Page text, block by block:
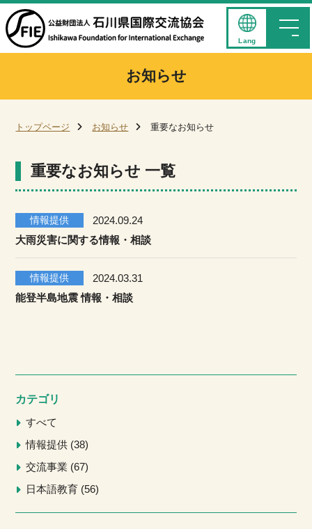
Lang
お知らせ
トップページ お知らせ 重要なお知らせ
重要なお知らせ 一覧
情報提供
2024.09.24
大雨災害に関する情報・相談
情報提供
2024.03.31
能登半島地震 情報・相談
カテゴリ
すべて
情報提供 38
交流事業
67
日本語教育 56